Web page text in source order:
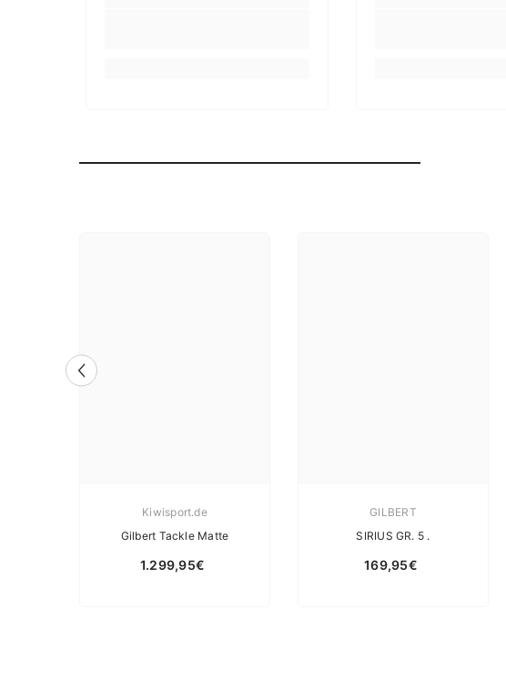
Kiwisport.de
Gilbert Tackle Matte
1.299,95€
GILBERT
SIRIUS GR. 5 .
169,95€